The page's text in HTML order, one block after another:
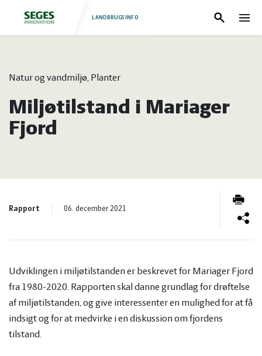
Fjerkræ
Natur
Heste
vandmiljø
Økologi
LANDBRUGSINFO Søg
Natur og vandmiljø, Planter
Miljøtilstand i Mariager
Fjord
Rapport 06. december 2021
Udviklingen i miljøtilstanden er beskrevet for Mariager Fjord
fra 1980-2020. Rapporten skal danne grundlag for drøftelse
af miljøtilstanden, og give interessenter en mulighed for at få
indsigt og for at medvirke i en diskussion om fjordens
tilstand.